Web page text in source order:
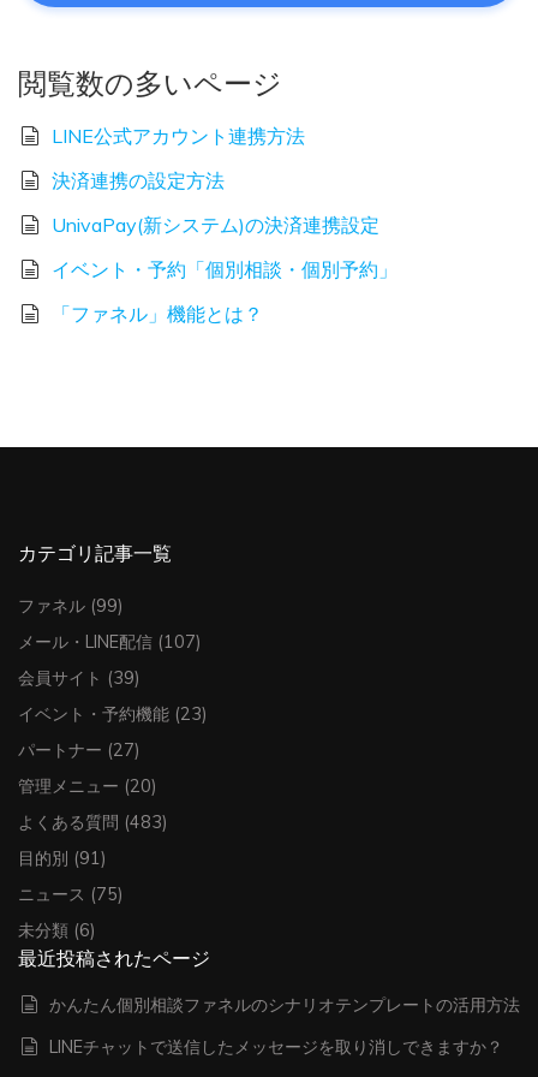
閲覧数の多いページ
LINE公式アカウント連携方法
決済連携の設定方法
UnivaPay(新システム)の決済連携設定
イベント・予約「個別相談・個別予約」
「ファネル」機能とは？
カテゴリ記事一覧
ファネル (99)
メール・LINE配信 (107)
会員サイト (39)
イベント・予約機能 (23)
パートナー (27)
管理メニュー (20)
よくある質問 (483)
目的別 (91)
ニュース (75)
未分類 (6)
最近投稿されたページ
かんたん個別相談ファネルのシナリオテンプレートの活用方法
LINEチャットで送信したメッセージを取り消しできますか？